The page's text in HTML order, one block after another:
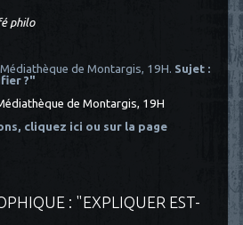
philo
de Montargis, 19H. Sujet :
?"
de Montargis, 19H
cliquez ici ou sur la page
: "EXPLIQUER EST-